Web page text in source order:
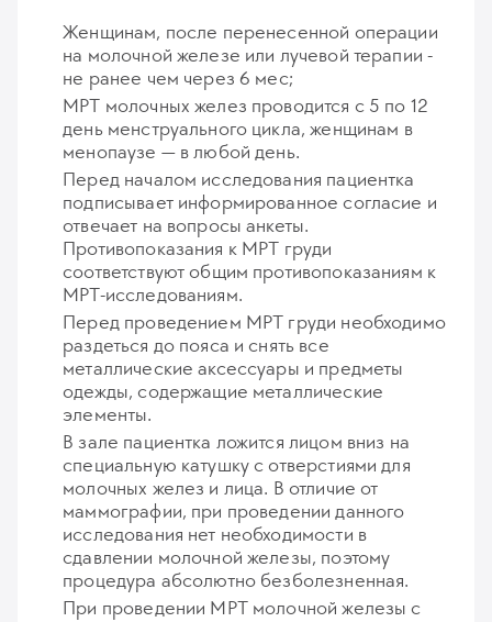
Женщинам, после перенесенной операции
на молочной железе или лучевой терапии -
не ранее чем через 6 мес;
МРТ молочных желез проводится с 5 по 12
день менструального цикла, женщинам в
менопаузе — в любой день.
Перед началом исследования пациентка
подписывает информированное согласие и
отвечает на вопросы анкеты.
Противопоказания к МРТ груди
соответствуют общим противопоказаниям к
МРТ-исследованиям.
Перед проведением МРТ груди необходимо
раздеться до пояса и снять все
металлические аксессуары и предметы
одежды, содержащие металлические
элементы.
В зале пациентка ложится лицом вниз на
специальную катушку с отверстиями для
молочных желез и лица. В отличие от
маммографии, при проведении данного
исследования нет необходимости в
сдавлении молочной железы, поэтому
процедура абсолютно безболезненная.
При проведении МРТ молочной железы с